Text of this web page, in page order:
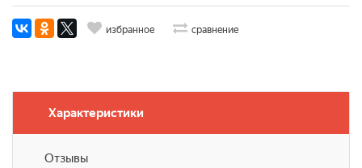
избранное сравнение
Характеристики
Отзывы